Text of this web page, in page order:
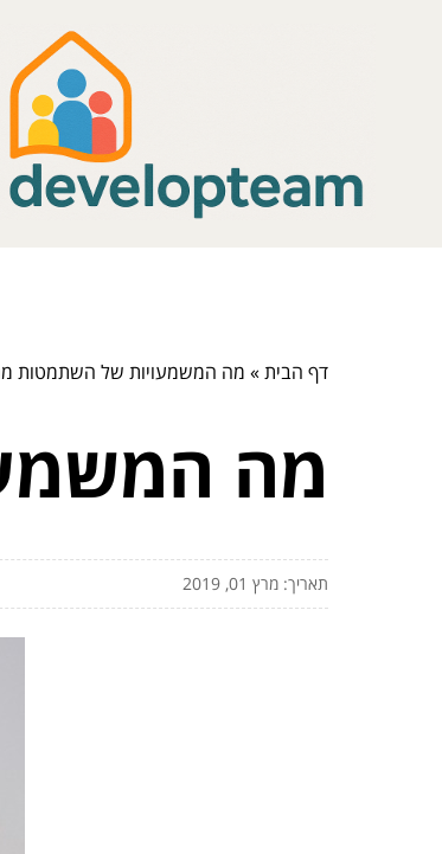
דף הבית» מה המשמעויות של השתמטות
מה
תאריך: מרץ 01, 2019